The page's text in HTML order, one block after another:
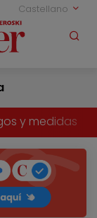
Castellano
y medidas